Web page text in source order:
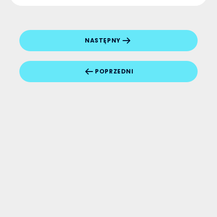
POPRZEDNI
NASTĘPNY